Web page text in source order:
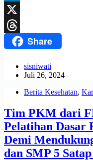
LinkedIn
X
ThreadsShare
sisniwati
Juli 26, 2024
Berita Kesehatan,
Tim PKM dari
Pelatihan
Demi
dan SMP 5